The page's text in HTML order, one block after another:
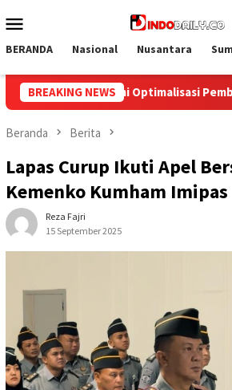
ke
Mobile
BERANDA Nasional Nusantara
BREAKING NEWS
Warga Binaan Bangun
Beranda Berita
Lapas Curup Ikuti Apel
Kemenko Kumham Imipas
Reza Fajri
15 September 2025